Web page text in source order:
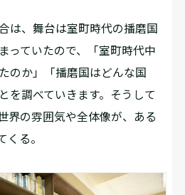
は、舞台は室町時代の播磨国
っていたので、「室町時代中
のか」「播磨国はどんな国
を調べていきます。そうして
界の雰囲気や全体像が、ある
くる。